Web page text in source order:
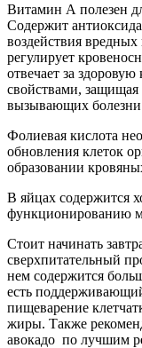
Витамин А полезен
Содержит
воздействия
регулирует
отвечает за
свойствами, защищая
вызывающих
Фолиевая кислота
обновления клеток
образовании
В яйцах содержится
функционированию
Стоит начинать
сверхпитательный
нем содержится
есть
пищеварение
жиры. Также
авокадо по лучшим